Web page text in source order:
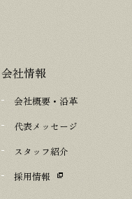
会社情報
会社概要・沿革
代表メッセージ
スタッフ紹介
採用情報